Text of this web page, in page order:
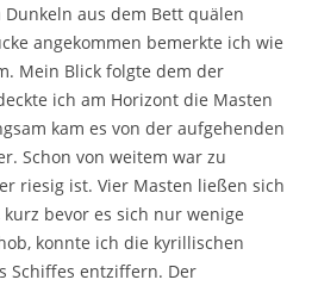
aus dem Bett quälen
angekommen bemerkte ich wie
Mein Blick folgte dem der
ich am Horizont die Masten
kam es von der aufgehenden
Schon von weitem war zu
riesig ist. Vier Masten ließen sich
bevor es sich nur wenige
konnte ich die kyrillischen
Schiffes entziffern. Der